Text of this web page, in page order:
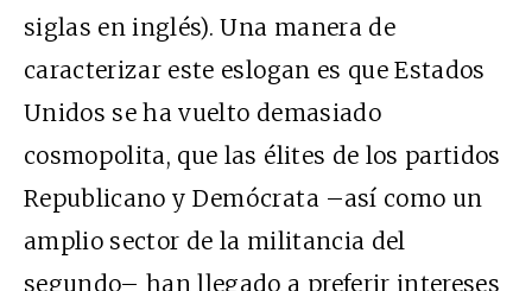
siglas en inglés). Una manera de
caracterizar este eslogan es que Estados
Unidos se ha vuelto demasiado
cosmopolita, que las élites de los partidos
Republicano y Demócrata –así como un
amplio sector de la militancia del
segundo– han llegado a preferir intereses